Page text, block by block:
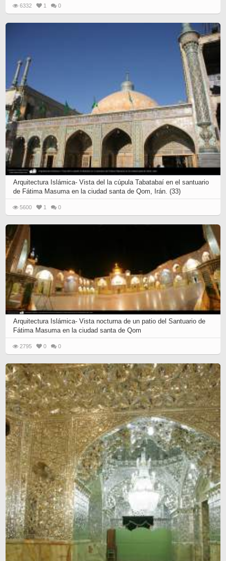
6332 1 0
Arquitectura Islámica- Vista del la cúpula Tabatabaí en el santuario
de Fátima Masuma en la ciudad santa de Qom, Irán. (33)
5600 1 0
Arquitectura Islámica- Vista nocturna de un patio del Santuario de
Fátima Masuma en la ciudad santa de Qom
2795 0 0